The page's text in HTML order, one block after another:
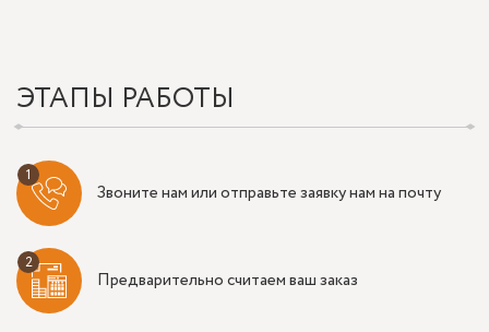
ЭТАПЫ РАБОТЫ
Звоните нам или отправьте заявку нам на почту
Предварительно считаем ваш заказ